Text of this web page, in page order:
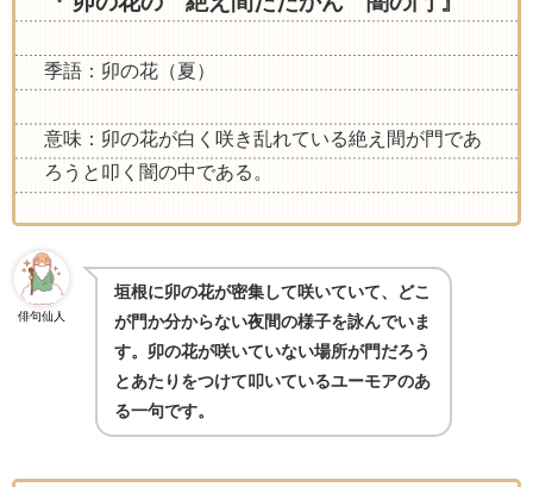
季語：卯の花（夏）
意味：卯の花が白く咲き乱れている絶え間が門であ
ろうと叩く闇の中である。
俳句仙人
垣根に卯の花が密集して咲いていて、どこ
が門か分からない夜間の様子を詠んでいま
す。卯の花が咲いていない場所が門だろう
とあたりをつけて叩いているユーモアのあ
る一句です。